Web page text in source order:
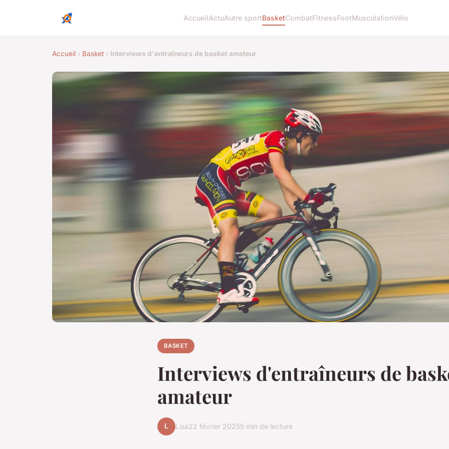
AccueilActuAutre sportBasketCombatFitnessFootMusculationVélo
Accueil › Basket › Interviews d'entraîneurs de basket amateur
BASKET
Interviews d'entraîneurs de
amateur
L Lisa22 février 20255 min de lecture